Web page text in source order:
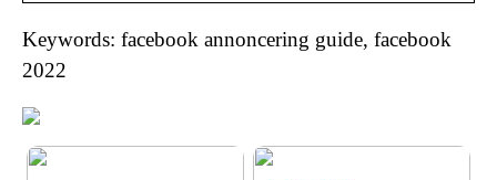
Keywords: facebook annoncering guide, facebook
2022